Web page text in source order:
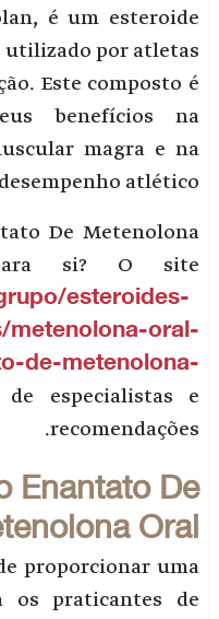
é um esteroide
utilizado por atletas
Este composto é
benefícios na
magra e na
desempenho atlético.
De Metenolona
si? O site
esteroides-
metenolona-oral-
de-metenolona-
de especialistas e
recomendações.
Enantato De
Oral
proporcionar uma
os praticantes de